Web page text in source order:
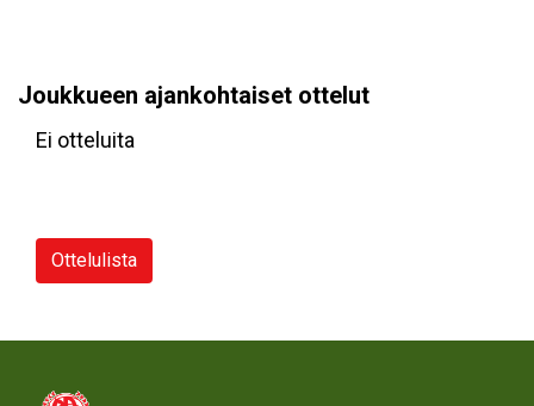
Joukkueen ajankohtaiset ottelut
Ei otteluita
Ottelulista